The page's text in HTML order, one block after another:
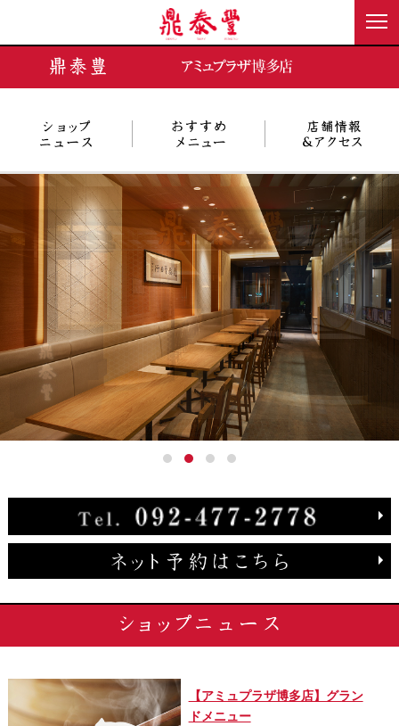
【アミュプラザ博多店】グラン
ドメニュー